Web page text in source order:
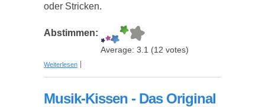
oder Stricken.
Abstimmen:
Average: 3.1 (12 votes)
Weiterlesen über Hugz – die Decke mit Ärmeln
Musik-Kissen - Das Original